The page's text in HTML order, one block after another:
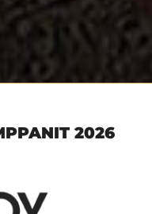
2026